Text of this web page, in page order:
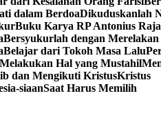
dalam BerdoaDikuduskanlah
Buku Karya RP Antonius
Bersyukurlah dengan
Belajar dari Tokoh Masa Lalu
Melakukan Hal yang Mustahil
dan Mengikuti KristusKristus
siaanSaat Harus Memilih